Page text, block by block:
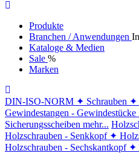
Produkte
Branchen / Anwendungen
Kataloge & Medien
Sale %
Marken
DIN-ISO-NORM ✦ Schrauben ✦
Gewindestangen - Gewindestücke
Sicherungsscheiben mehr...
Holzschrauben - Senkkopf ✦
Holzschrauben - Sechskantkopf ✦